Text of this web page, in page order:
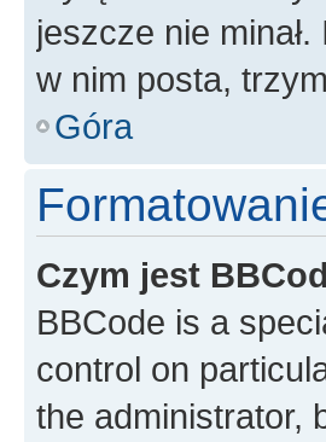
jeszcze nie
w nim posta,
Góra
Czym jest
BBCode is a
control on
the administrator,